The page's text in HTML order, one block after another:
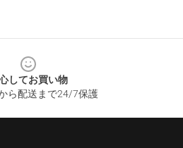
してお買い物
ら配送まで24/7保護